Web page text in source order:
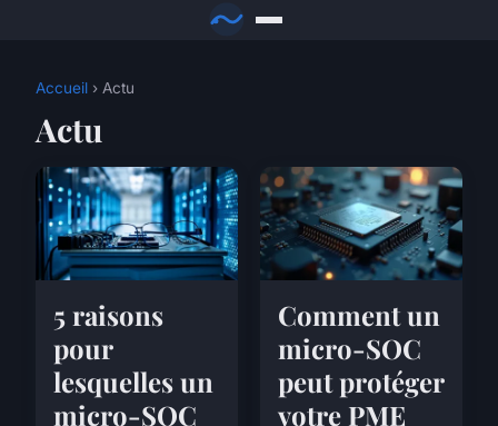
Accueil › Actu
Actu
5 raisons
pour
lesquelles un
micro-SOC
Comment un
micro-SOC
peut protéger
votre PME